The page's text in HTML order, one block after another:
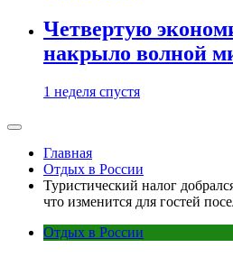
Четвертую
накрыло волной
1 неделя спустя
Главная
Отдых в России
Туристический налог
что изменится для гостей
Отдых в России